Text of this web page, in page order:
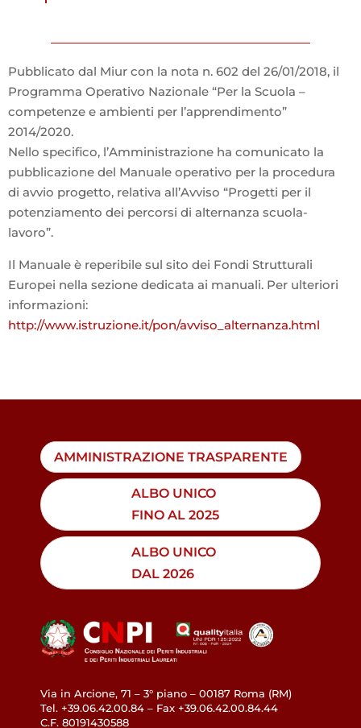
Pubblicato dal Miur con la nota n. 602 del 26/01/2018, il
Programma Operativo Nazionale “Per la Scuola –
competenze e ambienti per l’apprendimento”
2014/2020.
Nello specifico, l’Amministrazione ha comunicato la
pubblicazione del Manuale operativo per la procedura
di avvio progetto, relativa all’Avviso “Progetti per il
potenziamento dei percorsi di alternanza scuola-
lavoro”.
Il Manuale è reperibile sul sito dei Fondi Strutturali
Europei nella sezione dedicata ai manuali. Per ulteriori
informazioni:
http://www.istruzione.it/pon/avviso_alternanza.html
AMMINISTRAZIONE TRASPARENTE
ALBO UNICO
FINO AL 2025
ALBO UNICO
DAL 2026
Via in Arcione, 71 – 3° piano – 00187 Roma (RM)
Tel. +39.06.42.00.84 – Fax +39.06.42.00.84.44
C.F. 80191430588